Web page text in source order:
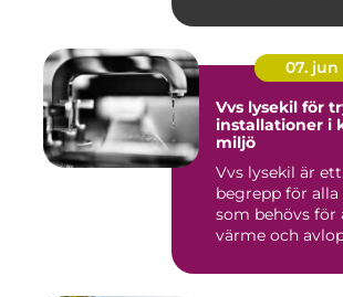
07. jun
Vvs lysekil för
installationer i
miljö
Vvs lysekil är
begrepp för
som behövs för
värme och